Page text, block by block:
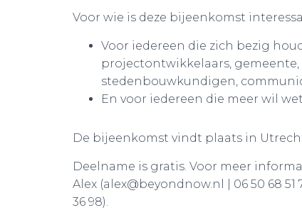
Voor wie is deze bijeenkomst
Voor iedereen die zich bezig
projectontwikkelaars,
stedenbouwkundigen,
En voor iedereen die meer wil
De bijeenkomst vindt plaats in
Deelname is gratis. Voor meer
Alex (alex@beyondnow.nl | 06 50 68 51
36 98).